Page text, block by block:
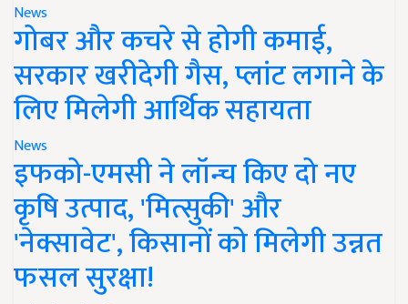
News
गोबर और कचरे से होगी कमाई,
सरकार खरीदेगी गैस, प्लांट लगाने के
लिए मिलेगी आर्थिक सहायता
News
इफको-एमसी ने लॉन्च किए दो नए
कृषि उत्पाद, 'मित्सुकी' और
'नेक्सावेट', किसानों को मिलेगी उन्नत
फसल सुरक्षा!